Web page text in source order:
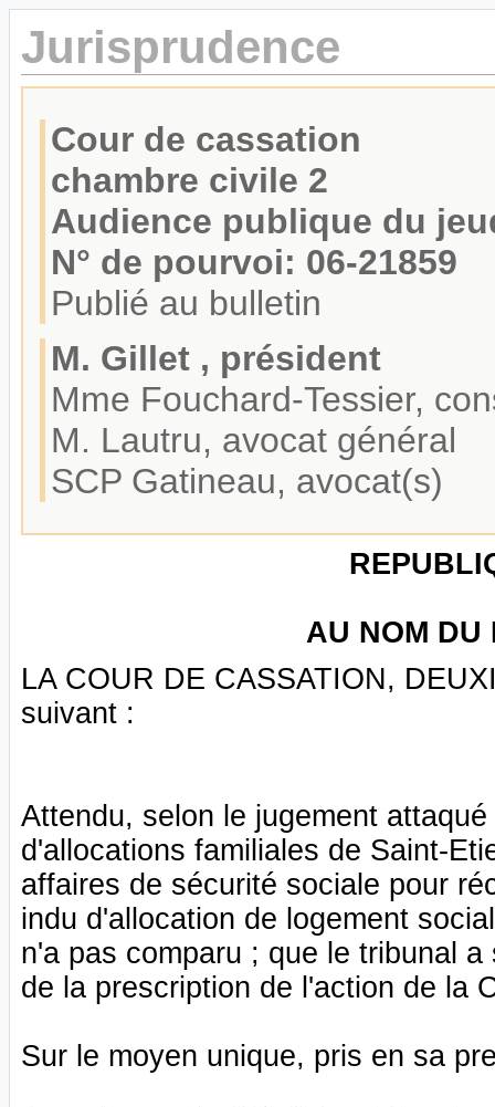
Jurisprudence
Cour de cassation
chambre civile 2
Audience publique du
N° de pourvoi: 06-21859
Publié au bulletin
M. Gillet , président
Mme Fouchard-Tessier,
M. Lautru, avocat général
SCP Gatineau, avocat(s)
AU NOM DU
LA COUR DE CASSATION,
suivant :
Attendu, selon le jugement
d'allocations familiales de Saint-
affaires de sécurité sociale pour
indu d'allocation de logement
n'a pas comparu ; que le tribunal
de la prescription de l'action de la
Sur le moyen unique, pris en sa